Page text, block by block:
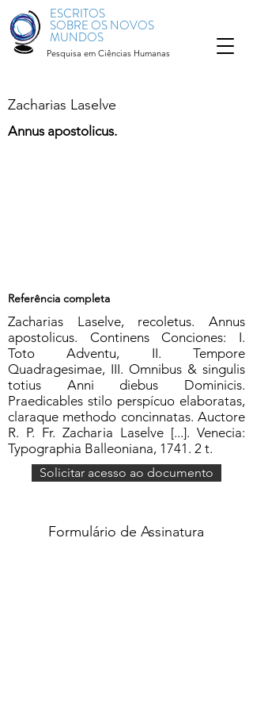
ESCRITOS
SOBRE OS NOVOS
MUNDOS
Pesquisa em Ciências Humanas
Zacharias Laselve
Annus apostolicus.
Referência completa
Zacharias Laselve, recoletus. Annus
apostolicus. Continens Conciones: I.
Toto Adventu, II. Tempore
Quadragesimae, III. Omnibus & singulis
totius Anni diebus Dominicis.
Praedicables stilo perspícuo elaboratas,
claraque methodo concinnatas. Auctore
R. P. Fr. Zacharia Laselve [...]. Venecia:
Typographia Balleoniana, 1741. 2 t.
Solicitar acesso ao documento
Formulário de Assinatura